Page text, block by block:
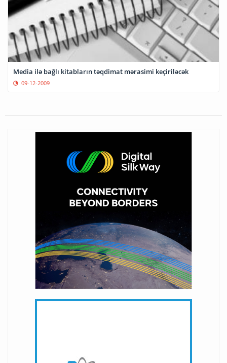
Media ilə bağlı kitabların təqdimat mərasimi keçiriləcək
09-12-2009